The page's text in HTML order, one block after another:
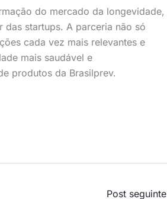
do mercado da longevidade,
startups. A parceria não só
cada vez mais relevantes e
mais saudável e
produtos da Brasilprev.
Post seguinte